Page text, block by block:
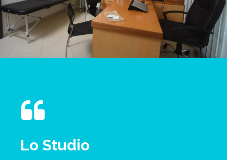
Lo Studio